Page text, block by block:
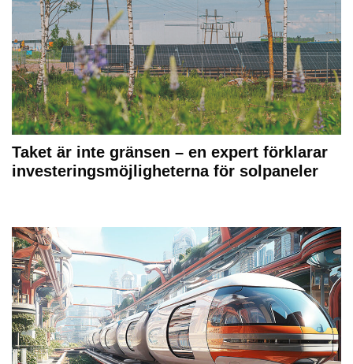
Taket är inte gränsen – en expert förklarar
investeringsmöjligheterna för solpaneler